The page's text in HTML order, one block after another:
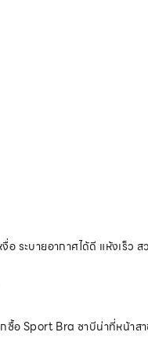
ระบายอากาศได้ดี แห้งเร็ว
ซื้อ Sport Bra ซาบีน่าที่หน้าส